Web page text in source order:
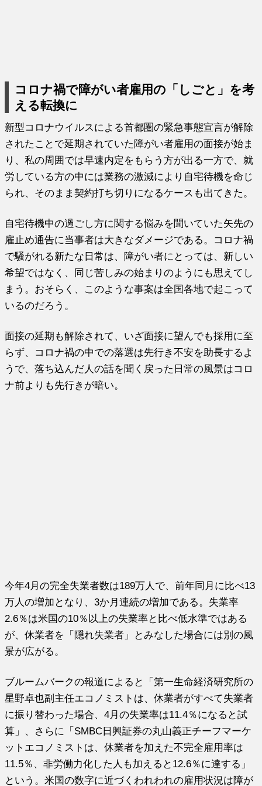
コロナ禍で障がい者雇用の「しごと」を考
える転換に
新型コロナウイルスによる首都圏の緊急事態宣言が解除
されたことで延期されていた障がい者雇用の面接が始ま
り、私の周囲では早速内定をもらう方が出る一方で、就
労している方の中には業務の激減により自宅待機を命じ
られ、そのまま契約打ち切りになるケースも出てきた。
自宅待機中の過ごし方に関する悩みを聞いていた矢先の
雇止め通告に当事者は大きなダメージである。コロナ禍
で騒がれる新たな日常は、障がい者にとっては、新しい
希望ではなく、同じ苦しみの始まりのようにも思えてし
まう。おそらく、このような事案は全国各地で起こって
いるのだろう。
面接の延期も解除されて、いざ面接に望んでも採用に至
らず、コロナ禍の中での落選は先行き不安を助長するよ
うで、落ち込んだ人の話を聞く戻った日常の風景はコロ
ナ前よりも先行きが暗い。
今年4月の完全失業者数は189万人で、前年同月に比べ13
万人の増加となり、3か月連続の増加である。失業率
2.6％は米国の10％以上の失業率と比べ低水準ではある
が、休業者を「隠れ失業者」とみなした場合には別の風
景が広がる。
ブルームバークの報道によると「第一生命経済研究所の
星野卓也副主任エコノミストは、休業者がすべて失業者
に振り替わった場合、4月の失業率は11.4％になると試
算」、さらに「SMBC日興証券の丸山義正チーフマーケ
ットエコノミストは、休業者を加えた不完全雇用率は
11.5％、非労働力化した人も加えると12.6％に達する」
という。米国の数字に近づくわれわれの雇用状況は障が